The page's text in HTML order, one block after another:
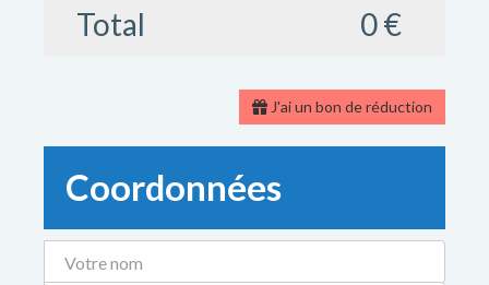
Total 0 €
J'ai un bon de réduction
Coordonnées